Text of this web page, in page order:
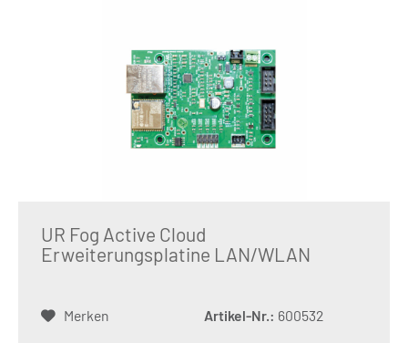
UR Fog Active Cloud
Erweiterungsplatine LAN/WLAN
Merken Artikel-Nr.: 600532